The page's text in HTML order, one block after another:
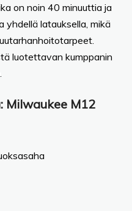
on noin 40 minuuttia ja
yhdellä latauksella, mikä
luotettavan kumppanin
: Milwaukee M12